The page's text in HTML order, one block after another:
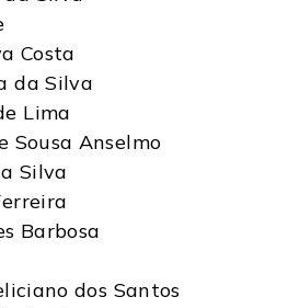
Costa
da Silva
Lima
Sousa Anselmo
Silva
Barbosa
dos Santos